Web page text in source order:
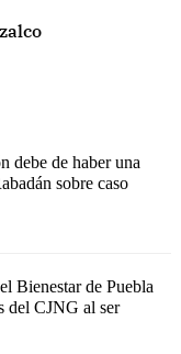
debe de haber una
sobre caso
Bienestar de Puebla
del CJNG al ser